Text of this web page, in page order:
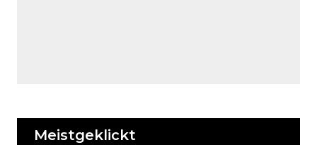
Meistgeklickt